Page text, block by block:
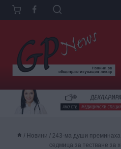
Към
съдържанието
/ Новини / 243-ма души преминаха
седмица за тестване за